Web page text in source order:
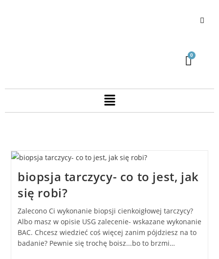
biopsja tarczycy- co to jest, jak
się robi?
Zalecono Ci wykonanie biopsji cienkoigłowej tarczycy?
Albo masz w opisie USG zalecenie- wskazane wykonanie
BAC. Chcesz wiedzieć coś więcej zanim pójdziesz na to
badanie? Pewnie się trochę boisz...bo to brzmi…